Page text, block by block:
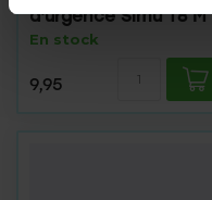
d'urgence Simu T8 M
En stock
9,95